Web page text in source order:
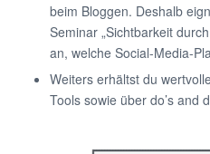
beim Bloggen. Deshalb
Seminar „Sichtbarkeit
an, welche Social-Media-
Weiters erhältst du
Tools sowie über do’s and